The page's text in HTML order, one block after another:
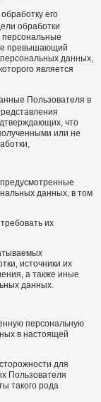
его
обработки
превышающий
данных,
является
Пользователя в
что
или не
данных, в том
их
источники их
а также иные
данных.
персональную
в настоящей
для
Пользователя
такого рода